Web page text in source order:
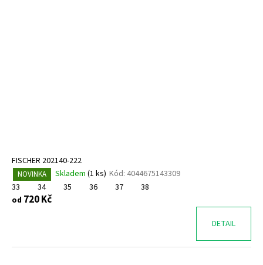
FISCHER 202140-222
NOVINKA Skladem (1 ks) Kód: 4044675143309
33
34 35 36 37 38
od 720 Kč
DETAIL